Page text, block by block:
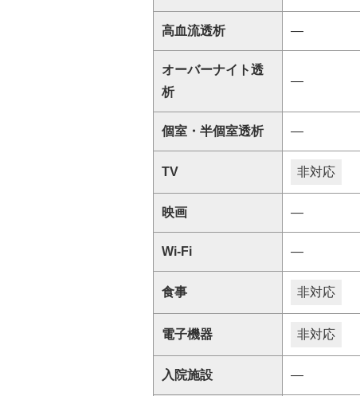
高血流透析 ―
オーバーナイト透
析
―
個室・半個室透析 ―
TV 非対応
映画 ―
Wi-Fi ―
食事 非対応
電子機器 非対応
入院施設 ―